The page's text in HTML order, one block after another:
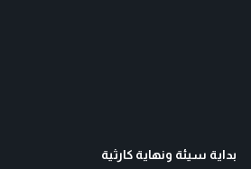
بداية سيئة ونهاية كارثية